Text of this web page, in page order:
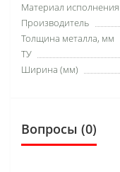
Материал исполнения
Производитель
Толщина металла, мм
ТУ
Ширина (мм)
Вопросы (0)